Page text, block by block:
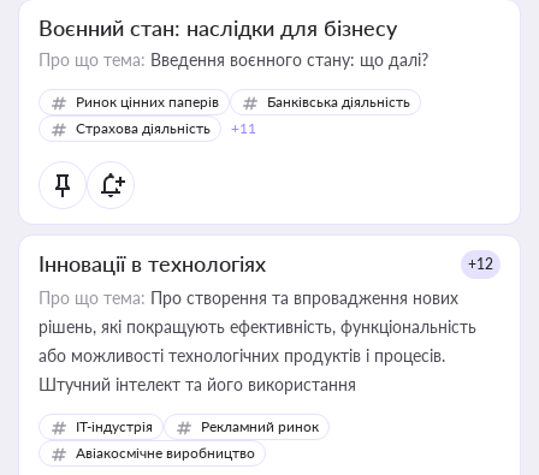
Воєнний стан: наслідки для бізнесу
Про що тема: Введення воєнного стану: що далі?
Ринок цінних паперів
Банківська діяльність
Страхова діяльність
+11
Інновації в технологіях +12
Про що тема: Про створення та впровадження нових
рішень, які покращують ефективність, функціональність
або можливості технологічних продуктів і процесів.
Штучний інтелект та його використання
IT-індустрія
Рекламний ринок
Авіакосмічне виробництво